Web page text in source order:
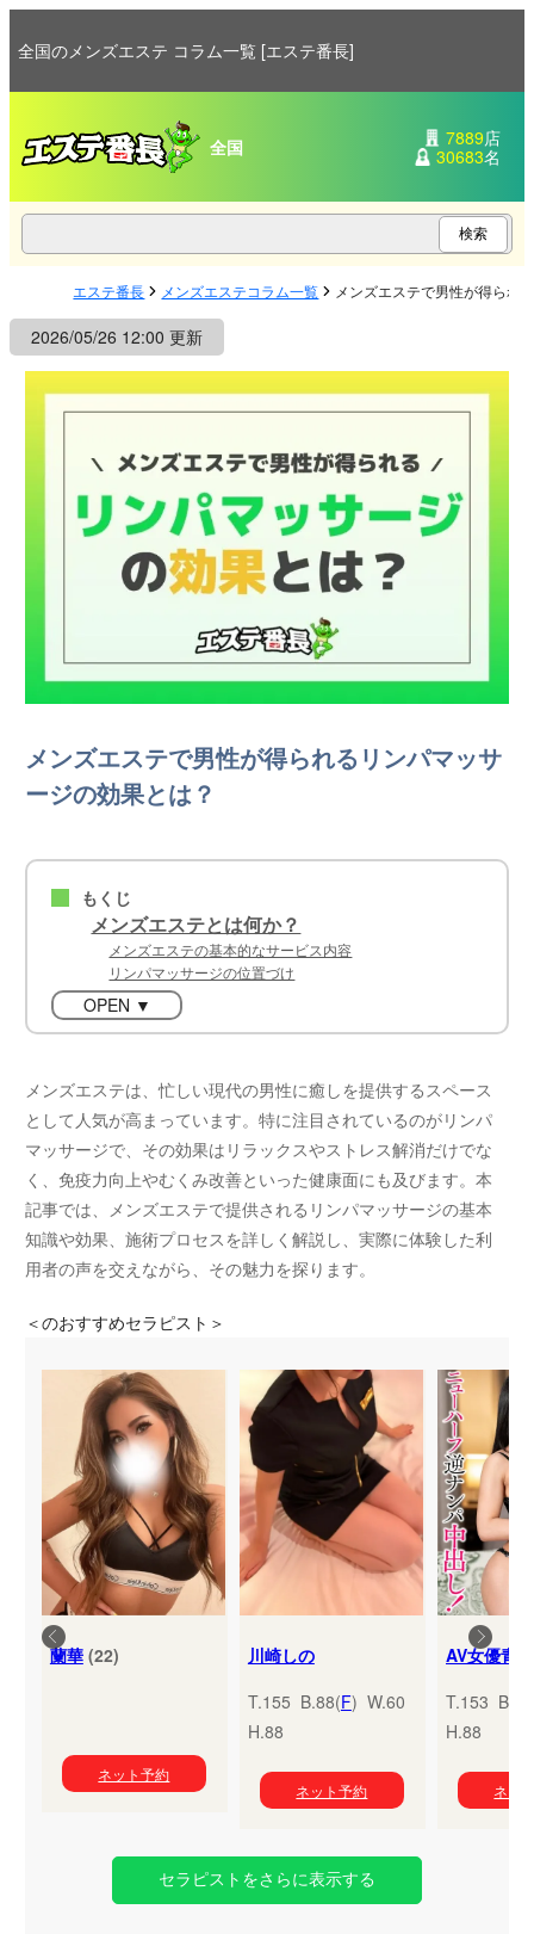
全国のメンズエステ コラム一覧 [エステ番長]
全国 7889店
30683名
エステ番長 メンズエステコラム一覧 メンズエステで男性が得られ
2026/05/26 12:00 更新
メンズエステで男性が得られるリンパマッサ
ージの効果とは？
■ もくじ
メンズエステとは何か？
メンズエステの基本的なサービス内容
リンパマッサージの位置づけ
OPEN ▼
メンズエステは、忙しい現代の男性に癒しを提供するスペース
として人気が高まっています。特に注目されているのがリンパ
マッサージで、その効果はリラックスやストレス解消だけでな
く、免疫力向上やむくみ改善といった健康面にも及びます。本
記事では、メンズエステで提供されるリンパマッサージの基本
知識や効果、施術プロセスを詳しく解説し、実際に体験した利
用者の声を交えながら、その魅力を探ります。
＜のおすすめセラピスト＞
蘭華(22)
ネット予約
川崎しの
T.155 B.88(F) W.60
H.88
ネット予約
T.153
H.88
ネッ
セラピストをさらに表示する